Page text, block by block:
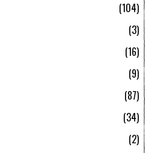
104
3
16
9
87
34
2